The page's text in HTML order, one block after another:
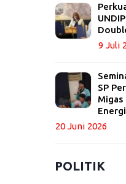
9 Juli
SP
Migas
Energi
20 Juni 2026
POLITIK